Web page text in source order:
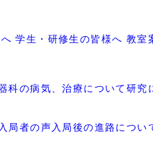
学生・研修生の皆様へ 教室
科の病気、治療について 研究
入局者の声 入局後の進路につい